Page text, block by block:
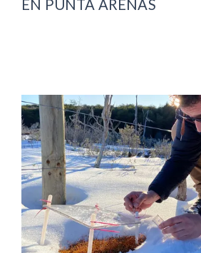
EN PUNTA ARENAS